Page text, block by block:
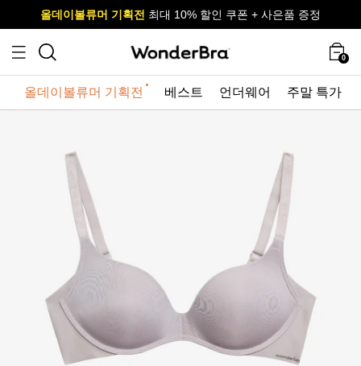
사이즈 무료 교환 서비스
올데이볼류머 기획전 최대 10% 할인 쿠폰 + 사은품 증정
사이즈 무료 교환 서비스
올데이볼류머 기획전
0
올데이볼류머 기획전 베스트 언더웨어 주말 특가